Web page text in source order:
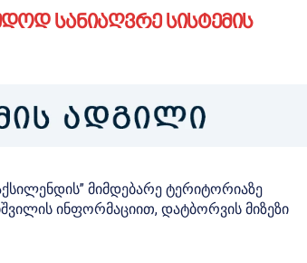
სანიაღვრე სისტემის
მიმდებარე ტერიტორიაზე
ინფორმაციით, დატბორვის მიზეზი